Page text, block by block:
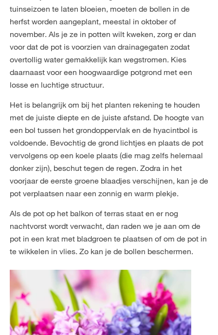
tuinseizoen te laten bloeien, moeten de bollen in de
herfst worden aangeplant, meestal in oktober of
november. Als je ze in potten wilt kweken, zorg er dan
voor dat de pot is voorzien van drainagegaten zodat
overtollig water gemakkelijk kan wegstromen. Kies
daarnaast voor een hoogwaardige potgrond met een
losse en luchtige structuur.
Het is belangrijk om bij het planten rekening te houden
met de juiste diepte en de juiste afstand. De hoogte van
een bol tussen het grondoppervlak en de hyacintbol is
voldoende. Bevochtig de grond lichtjes en plaats de pot
vervolgens op een koele plaats (die mag zelfs helemaal
donker zijn), beschut tegen de regen. Zodra in het
voorjaar de eerste groene blaadjes verschijnen, kan je de
pot verplaatsen naar een zonnig en warm plekje.
Als de pot op het balkon of terras staat en er nog
nachtvorst wordt verwacht, dan raden we je aan om de
pot in een krat met bladgroen te plaatsen of om de pot in
te wikkelen in vlies. Zo kan je de bollen beschermen.